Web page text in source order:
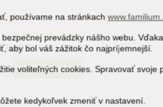
používame na stránkach
prevádzky nášho webu.
aby bol váš zážitok čo najpríjemnejší.
voliteľných cookies. Spravovať svoje
kedykoľvek zmeniť v nastavení.
– EXPEDÍCIA
PO 31.8.2026
€ (s DPH) 39,90 €
Do košíka